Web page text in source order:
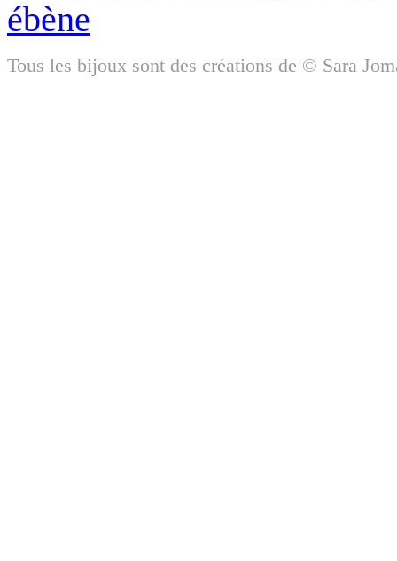
ébène
Tous les bijoux sont des créations de © Sara